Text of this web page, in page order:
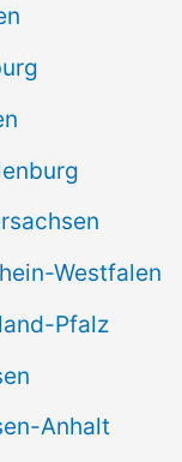
Westfalen
Pfalz
Anhalt